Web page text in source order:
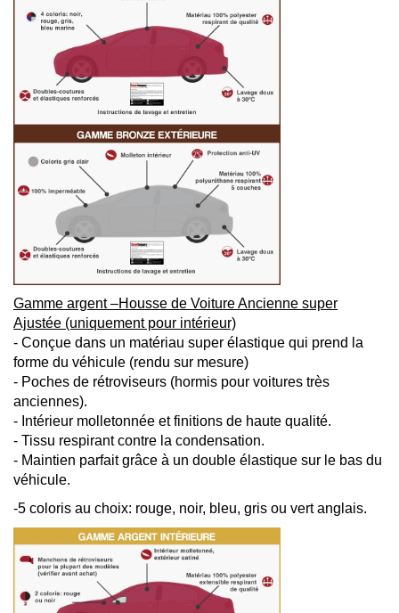
Gamme argent –Housse de Voiture Ancienne super
Ajustée (uniquement pour intérieur)
- Conçue dans un matériau super élastique qui prend la
forme du véhicule (rendu sur mesure)
- Poches de rétroviseurs (hormis pour voitures très
anciennes).
- Intérieur molletonnée et finitions de haute qualité.
- Tissu respirant contre la condensation.
- Maintien parfait grâce à un double élastique sur le bas du
véhicule.
-5 coloris au choix: rouge, noir, bleu, gris ou vert anglais.